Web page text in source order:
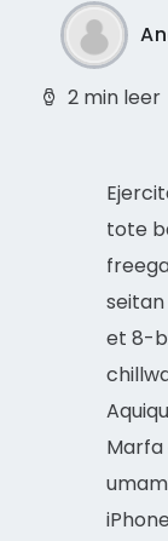
2 min leer
tote
et 8-
Marfa